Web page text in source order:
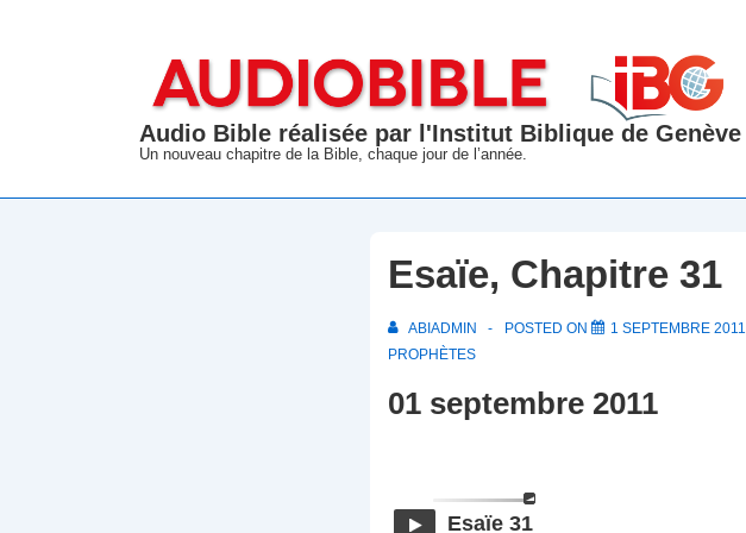
Audio Bible réalisée par l'Institut Biblique de Genève
Un nouveau chapitre de la Bible, chaque jour de l’année.
Esaïe, Chapitre 31
ABIADMIN POSTED ON 1 SEPTEMBRE 2011
PROPHÈTES
01 septembre 2011
Esaïe 31